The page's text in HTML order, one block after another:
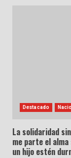
Destacado
La solidaridad
me parte el
un hijo estén